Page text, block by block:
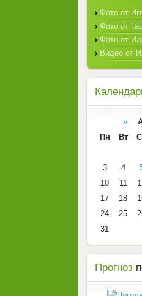
Фото от
Фото от
Фото от
Видео от
«
Пн
Вт
3
4
10
11
17
18
24
25
31
Прогноз